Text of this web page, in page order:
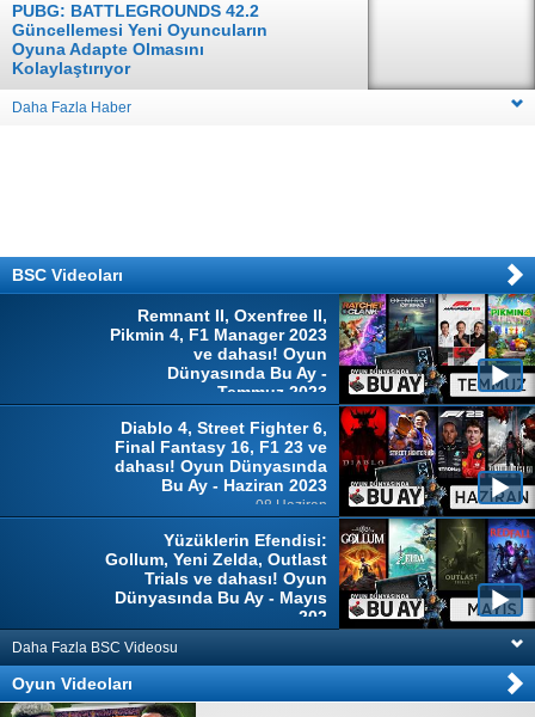
PUBG: BATTLEGROUNDS 42.2
Güncellemesi Yeni Oyuncuların
Oyuna Adapte Olmasını
Kolaylaştırıyor
16 Temmuz
Daha Fazla Haber
BSC Videoları
Remnant II, Oxenfree II,
Pikmin 4, F1 Manager 2023
ve dahası! Oyun
Dünyasında Bu Ay -
Temmuz 2023
Diablo 4, Street Fighter 6,
Final Fantasy 16, F1 23 ve
dahası! Oyun Dünyasında
Bu Ay - Haziran 2023
08 Haziran
Yüzüklerin Efendisi:
Gollum, Yeni Zelda, Outlast
Trials ve dahası! Oyun
Dünyasında Bu Ay - Mayıs
202
Daha Fazla BSC Videosu
Oyun Videoları